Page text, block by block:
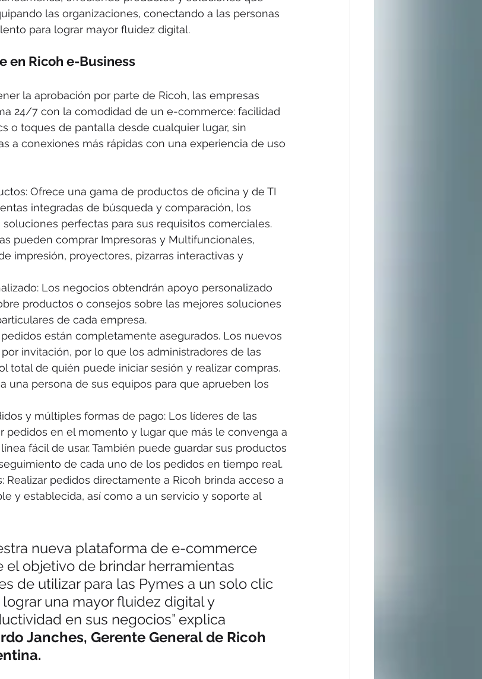
las organizaciones, conectando a las personas
para lograr mayor fluidez digital.
en Ricoh e-Business
la aprobación por parte de Ricoh, las empresas
24/7 con la comodidad de un e-commerce: facilidad
o toques de pantalla desde cualquier lugar, sin
a conexiones más rápidas con una experiencia de uso
Ofrece una gama de productos de oficina y de TI
integradas de búsqueda y comparación, los
perfectas para sus requisitos comerciales.
pueden comprar Impresoras y Multifuncionales,
impresión, proyectores, pizarras interactivas y
Los negocios obtendrán apoyo personalizado
productos o consejos sobre las mejores soluciones
de cada empresa.
están completamente asegurados. Los nuevos
invitación, por lo que los administradores de las
total de quién puede iniciar sesión y realizar compras.
una persona de sus equipos para que aprueben los
y múltiples formas de pago: Los líderes de las
pedidos en el momento y lugar que más le convenga a
fácil de usar. También puede guardar sus productos
de cada uno de los pedidos en tiempo real.
Realizar pedidos directamente a Ricoh brinda acceso a
y establecida, así como a un servicio y soporte al
nueva plataforma de e-commerce
el objetivo de brindar herramientas
de utilizar para las Pymes a un solo clic
lograr una mayor fluidez digital y
en sus negocios” explica
Janches, Gerente General de Ricoh